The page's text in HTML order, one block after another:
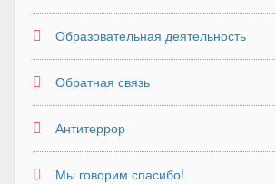
Образовательная деятельность
Обратная связь
Антитеррор
Мы говорим спасибо!